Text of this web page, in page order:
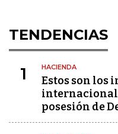
TENDENCIAS
1 HACIENDA
Estos son los
posesión de